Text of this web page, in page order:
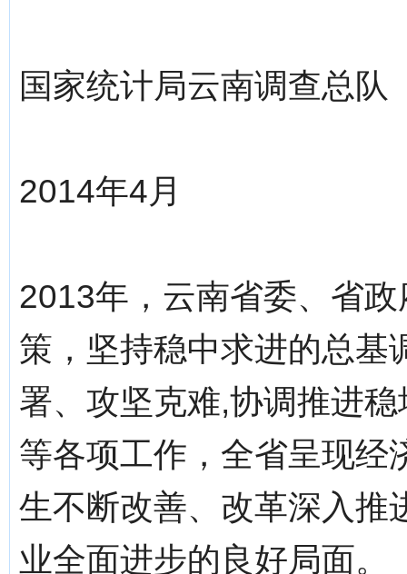
国家统计局云南调查总队
2014年4月
2013年，云南省委、省
策，坚持稳中求进的总基
署、攻坚克难,协调推进
等各项工作，全省呈现经
生不断改善、改革深入推
业全面进步的良好局面。